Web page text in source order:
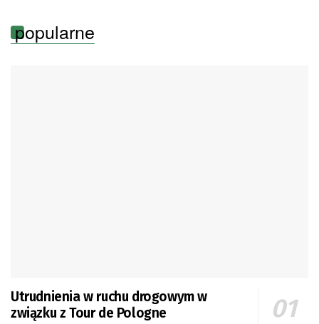
popularne
Utrudnienia w ruchu drogowym w
związku z Tour de Pologne